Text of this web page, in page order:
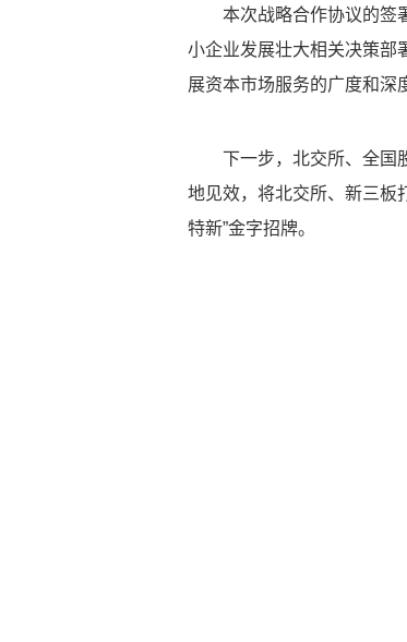
本次战略合作协议的签
小企业发展壮大相关决策部
展资本市场服务的广度和深
下一步，北交所、全国
地见效，将北交所、新三板
特新”金字招牌。